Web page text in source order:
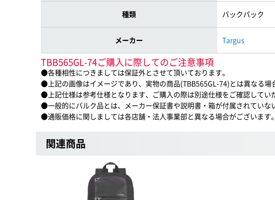
種類 バックパック
メーカー Targus
TBB565GL-74ご購入に際してのご注意事項
●各種相性につきましては保証外とさせて頂いております。
●上記の画像はイメージであり、実物の商品(TBB565GL-74)とは異なる場
●上記仕様は参考仕様となります、ご購入の際は別途仕様をご確認してい
●一般的にバルク品とは、メーカー保証書や説明書・箱が付属されていな
●通販価格に関しましては各店舗・法人事業部と異なる場合がございます。
関連商品